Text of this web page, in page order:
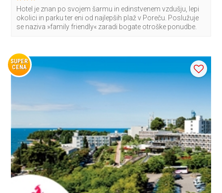
Hotel je znan po svojem šarmu in edinstvenem vzdušju, lepi
okolici in parku ter eni od najlepših plaž v Poreču. Poslužuje
se naziva »family friendly« zaradi bogate otroške ponudbe.
SUPER
CENA